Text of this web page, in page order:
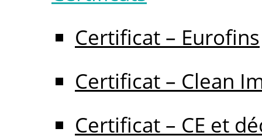
Certificat – Eurofins
Certificat – Clean
Certificat – CE et